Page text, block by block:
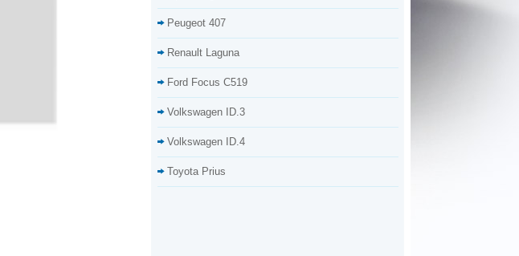
Peugeot 407
Renault Laguna
Ford Focus C519
Volkswagen ID.3
Volkswagen ID.4
Toyota Prius